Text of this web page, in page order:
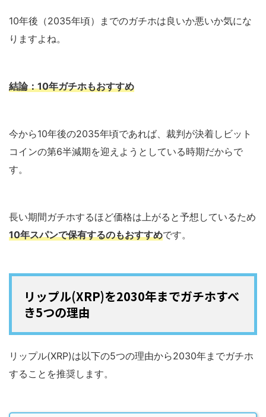
10年後（2035年頃）までのガチホは良いか悪いか気にな
りますよね。
結論：10年ガチホもおすすめ
今から10年後の2035年頃であれば、裁判が決着しビット
コインの第6半減期を迎えようとしている時期だからで
す。
長い期間ガチホするほど価格は上がると予想しているため
10年スパンで保有するのもおすすめです。
リップル(XRP)を2030年までガチホすべ
き5つの理由
リップル(XRP)は以下の5つの理由から2030年までガチホ
することを推奨します。